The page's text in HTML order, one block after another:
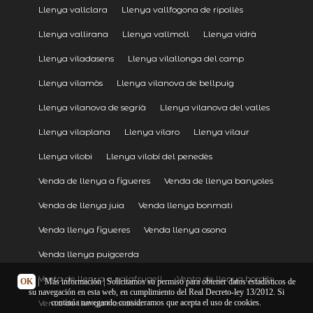
Llenya vallclara Llenya vallfogona de ripollès
Llenya vallirana Llenya vallmoll Llenya vidrà
Llenya viladasens Llenya vilallonga del camp
Llenya vilamòs Llenya vilanova de bellpuig
Llenya vilanova de segrià Llenya vilanova del valles
Llenya vilaplana Llenya vilaro Llenya vilaur
Llenya vilobi Llenya vilobí del penedès
Venda de llenya a figueres Venda de llenya banyoles
Venda de llenya juia Venda llenya bonmati
Venda llenya figueres Venda llenya osona
Venda llenya puigcerda
Venta de llenya a palafrugell Venta de llenya bordils
Venta de llenya hostalric
OK | Más información| Solicitamos su permiso para obtener datos estadísticos de
su navegación en esta web, en cumplimiento del Real Decreto-ley 13/2012. Si
continúa navegando consideramos que acepta el uso de cookies.